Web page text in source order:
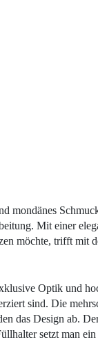
Mit einer
möchte, trifft
Optik und
sind. Die
das Design ab.
setzt man